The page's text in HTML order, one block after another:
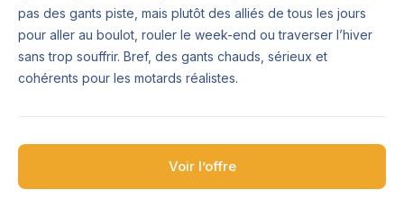
pas des gants piste, mais plutôt des alliés de tous les jours
pour aller au boulot, rouler le week-end ou traverser l’hiver
sans trop souffrir. Bref, des gants chauds, sérieux et
cohérents pour les motards réalistes.
Voir l’offre